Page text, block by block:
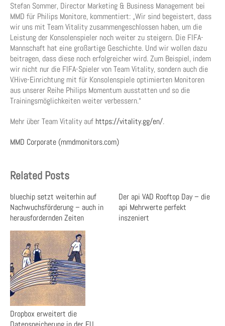
Stefan Sommer, Director Marketing & Business Management bei
MMD für Philips Monitore, kommentiert: „Wir sind begeistert, dass
wir uns mit Team Vitality zusammengeschlossen haben, um die
Leistung der Konsolenspieler noch weiter zu steigern. Die FIFA-
Mannschaft hat eine großartige Geschichte. Und wir wollen dazu
beitragen, dass diese noch erfolgreicher wird. Zum Beispiel, indem
wir nicht nur die FIFA-Spieler von Team Vitality, sondern auch die
V.Hive-Einrichtung mit für Konsolenspiele optimierten Monitoren
aus unserer Reihe Philips Momentum ausstatten und so die
Trainingsmöglichkeiten weiter verbessern.“
Mehr über Team Vitality auf https://vitality.gg/en/.
MMD Corporate (mmdmonitors.com)
Related Posts
bluechip setzt weiterhin auf
Nachwuchsförderung – auch in
herausfordernden Zeiten
Der api VAD Rooftop Day – die
api Mehrwerte perfekt
inszeniert
Dropbox erweitert die